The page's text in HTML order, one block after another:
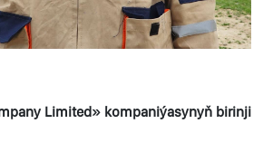
Limited» kompaniýasynyň birinji